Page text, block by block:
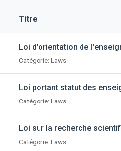
Titre
Loi d'orientation de
Catégorie: Laws
Loi portant statut des
Catégorie: Laws
Loi sur la recherche
Catégorie: Laws